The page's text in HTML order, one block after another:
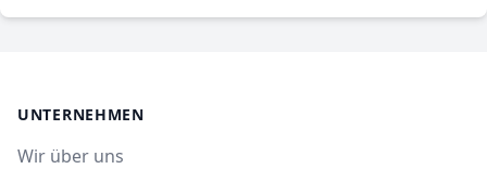
UNTERNEHMEN
Wir über uns